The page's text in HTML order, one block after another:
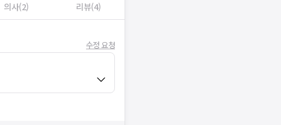
의사(2) 리뷰(4)
수정 요청